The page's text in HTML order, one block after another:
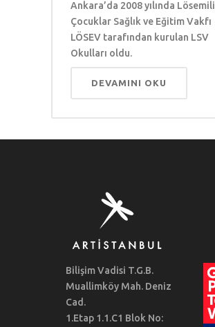
Ankara’da 2008 yılında Lösemili
Çocuklar Sağlık ve Eğitim Vakfı
LÖSEV tarafından kurulan LSV
Okulları oldu.
DEVAMINI OKU
Bilişim Vadisi T.G.B.
Muallimköy Mah. Deniz
Cad.
1.Etap 1.1.C1 Blok No: